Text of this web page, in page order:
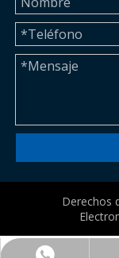
Derechos